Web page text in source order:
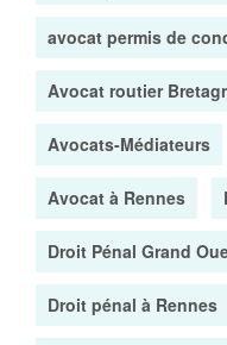
avocat permis de
Avocat routier
Avocats-Médiateurs
Avocat à Rennes
Droit Pénal Grand
Droit pénal à Rennes